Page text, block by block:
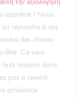
την αξιολόγηση
apprécié ! Nous
répondre à vos
des choses
Ce sera
maison dans
pas à revenir
ambiance